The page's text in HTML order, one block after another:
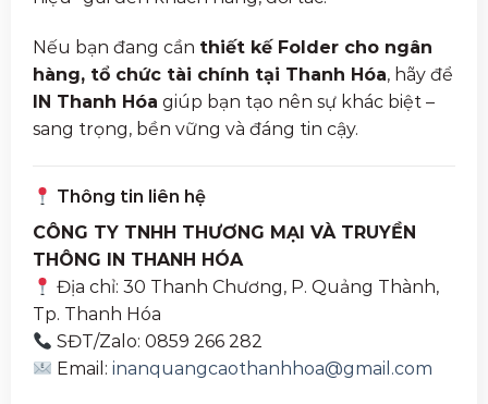
Nếu bạn đang cần thiết kế Folder cho ngân
hàng, tổ chức tài chính tại Thanh Hóa, hãy để
IN Thanh Hóa giúp bạn tạo nên sự khác biệt –
sang trọng, bền vững và đáng tin cậy.
Thông tin liên hệ
CÔNG TY TNHH THƯƠNG MẠI VÀ TRUYỀN
THÔNG IN THANH HÓA
Địa chỉ: 30 Thanh Chương, P. Quảng Thành,
Tp. Thanh Hóa
SĐT/Zalo: 0859 266 282
Email:inanquangcaothanhhoa@gmail.com